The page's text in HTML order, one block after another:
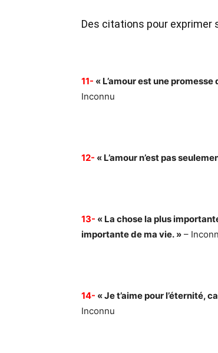
Des citations pour exprimer
11- « L’amour est une
Inconnu
12- « L’amour n’est pas
13- « La chose la plus
importante de ma vie. » –
14- « Je t’aime pour l’éternité,
Inconnu